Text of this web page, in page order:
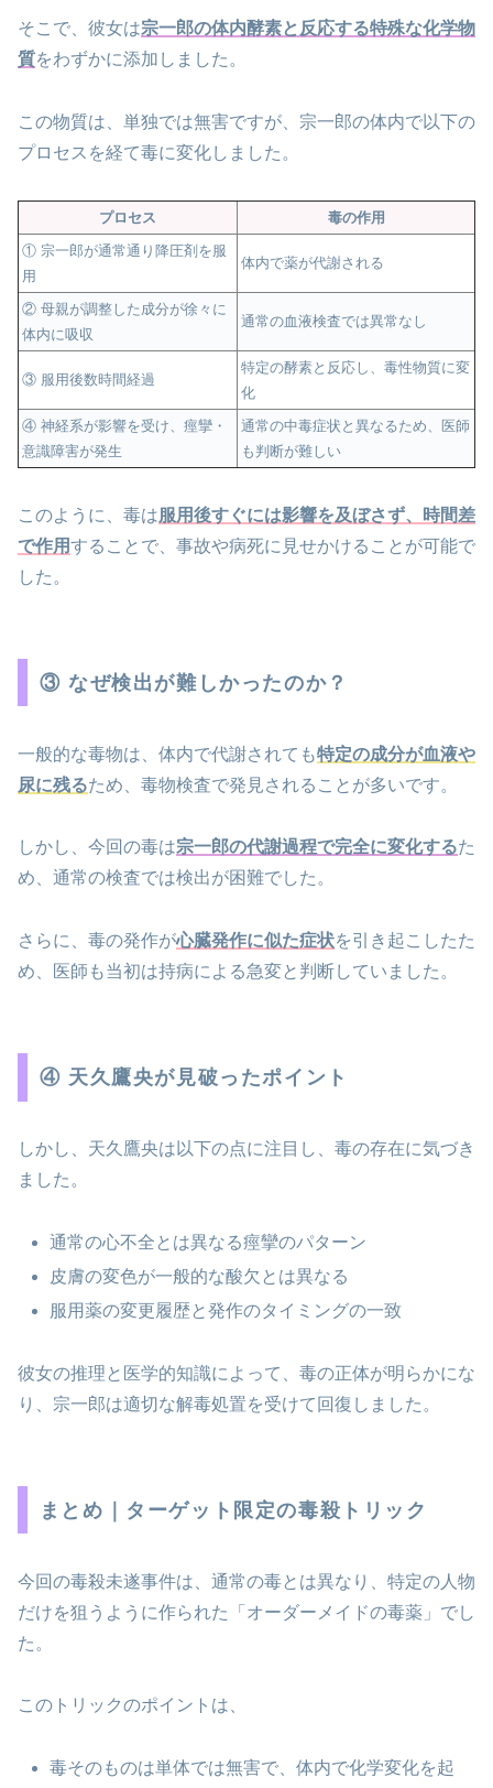
そこで、彼女は宗一郎の体内酵素と反応する特殊な化学物
質をわずかに添加しました。
この物質は、単独では無害ですが、宗一郎の体内で以下の
プロセスを経て毒に変化しました。
プロセス
毒の作用
① 宗一郎が通常通り降圧剤を服
用
体内で薬が代謝される
② 母親が調整した成分が徐々に
体内に吸収
通常の血液検査では異常なし
③ 服用後数時間経過
特定の酵素と反応し、毒性物質に変
化
④ 神経系が影響を受け、痙攣・
意識障害が発生
通常の中毒症状と異なるため、医師
も判断が難しい
このように、毒は 服用後すぐには影響を及ぼさず、時間差
で作用することで、事故や病死に見せかけることが可能で
した。
③ なぜ検出が難しかったのか？
一般的な毒物は、体内で代謝されても特定の成分が血液や
尿に残るため、毒物検査で発見されることが多いです。
しかし、今回の毒は宗一郎の代謝過程で完全に変化するた
め、通常の検査では検出が困難でした。
さらに、毒の発作が心臓発作に似た症状を引き起こしたた
め、医師も当初は持病による急変と判断していました。
④ 天久鷹央が見破ったポイント
しかし、天久鷹央は以下の点に注目し、毒の存在に気づき
ました。
通常の心不全とは異なる痙攣のパターン
皮膚の変色が一般的な酸欠とは異なる
服用薬の変更履歴と発作のタイミングの一致
彼女の推理と医学的知識によって、毒の正体が明らかにな
り、宗一郎は適切な解毒処置を受けて回復しました。
まとめ｜ターゲット限定の毒殺トリック
今回の毒殺未遂事件は、通常の毒とは異なり、特定の人物
だけを狙うように作られた「オーダーメイドの毒薬」でし
た。
このトリックのポイントは、
毒そのものは単体では無害で、体内で化学変化を起